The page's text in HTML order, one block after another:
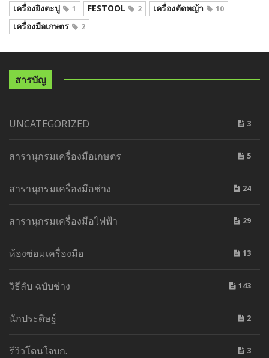
เครื่องยิงตะปู 1 FESTOOL 2 เครื่องตัดหญ้า 10
เครื่องมือเกษตร 2
สารบัญ
UNCATEGORIZED 3
สารานุกรมเครื่องมือเกษตร 5
สารานุกรมเครื่องมือช่าง 24
สารานุกรมเครื่องมือไฟฟ้า 29
ห้องซ่อมเครื่องมือ 13
วิธีลับ ฉบับช่าง 143
นักประดิษฐ์ 2
รีวิวโดนใจบก. 3